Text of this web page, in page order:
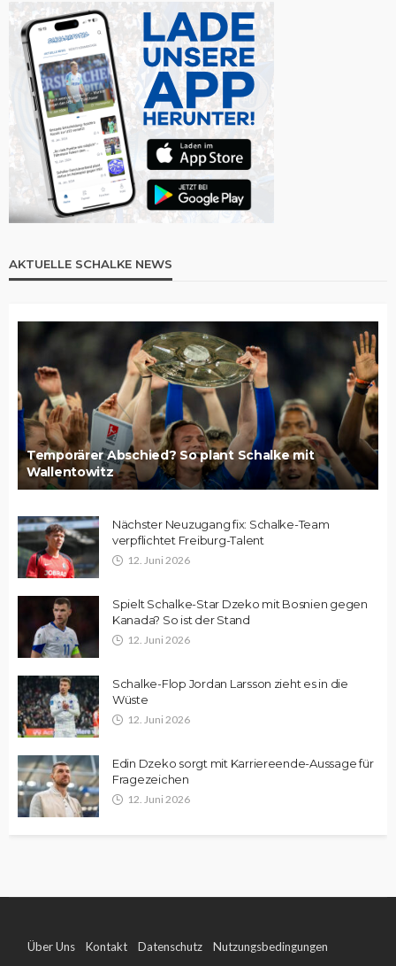
AKTUELLE SCHALKE NEWS
Temporärer Abschied? So plant Schalke mit
Wallentowitz
Nächster Neuzugang fix: Schalke-Team
verpflichtet Freiburg-Talent
12. Juni 2026
Spielt Schalke-Star Dzeko mit Bosnien gegen
Kanada? So ist der Stand
12. Juni 2026
Schalke-Flop Jordan Larsson zieht es in die
Wüste
12. Juni 2026
Edin Dzeko sorgt mit Karriereende-Aussage für
Fragezeichen
12. Juni 2026
Über Uns Kontakt Datenschutz Nutzungsbedingungen